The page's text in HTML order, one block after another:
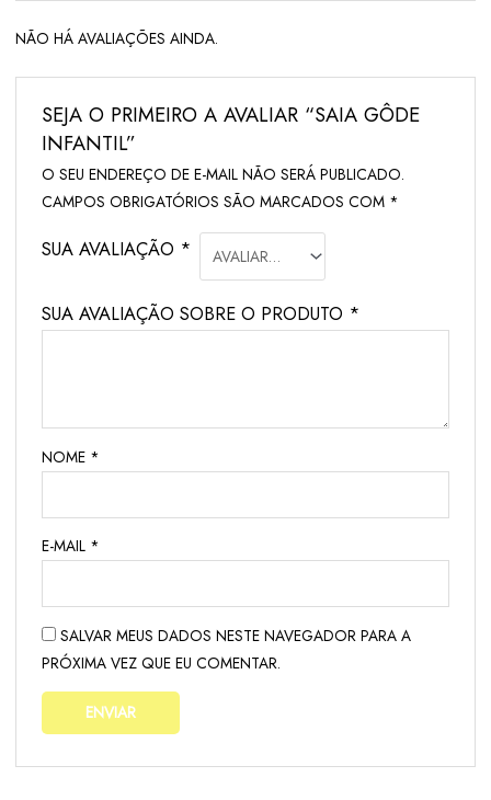
NÃO HÁ AVALIAÇÕES AINDA.
SEJA O PRIMEIRO A AVALIAR “SAIA GÔDE
INFANTIL”
O SEU ENDEREÇO DE E-MAIL NÃO SERÁ PUBLICADO.
CAMPOS OBRIGATÓRIOS SÃO MARCADOS COM *
SUA AVALIAÇÃO *
SUA AVALIAÇÃO SOBRE O PRODUTO *
NOME *
E-MAIL *
SALVAR MEUS DADOS NESTE NAVEGADOR PARA A
PRÓXIMA VEZ QUE EU COMENTAR.